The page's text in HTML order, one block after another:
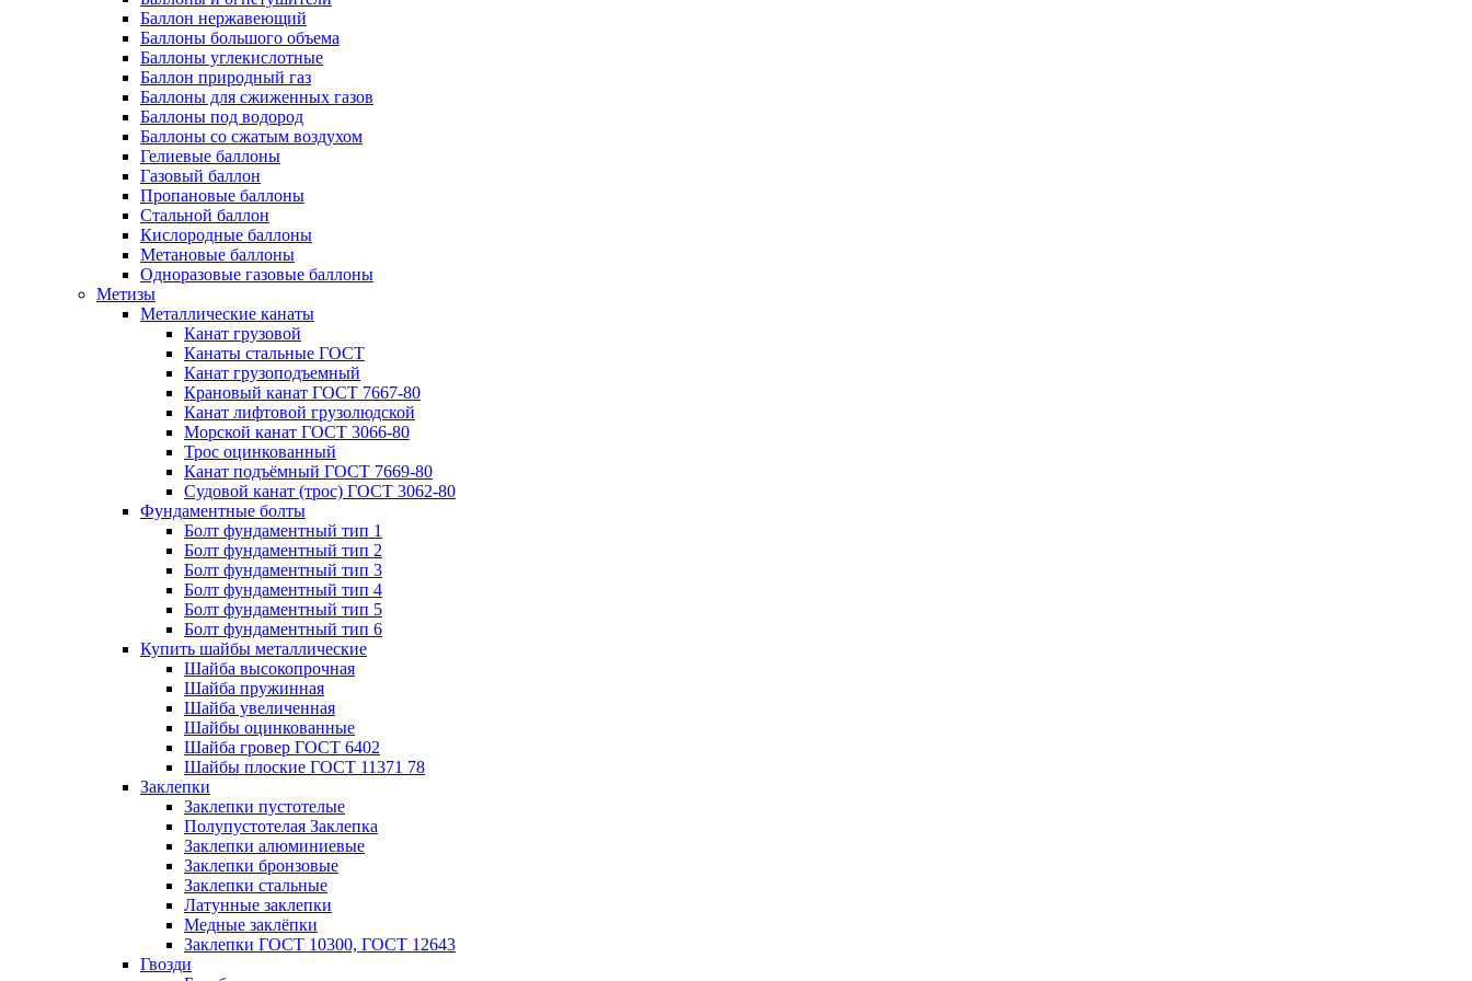
Баллон нержавеющий
Баллоны большого объема
Баллоны углекислотные
Баллон природный газ
Баллоны для сжиженных газов
Баллоны под водород
Баллоны со сжатым воздухом
Гелиевые баллоны
Газовый баллон
Пропановые баллоны
Стальной баллон
Кислородные баллоны
Метановые баллоны
Одноразовые газовые баллоны
Метизы
Металлические канаты
Канат грузовой
Канаты стальные ГОСТ
Канат грузоподъемный
Крановый канат ГОСТ 7667-80
Канат лифтовой грузолюдской
Морской канат ГОСТ 3066-80
Трос оцинкованный
Канат подъёмный ГОСТ 7669-80
Судовой канат (трос) ГОСТ 3062-80
Фундаментные болты
Болт фундаментный тип 1
Болт фундаментный тип 2
Болт фундаментный тип 3
Болт фундаментный тип 4
Болт фундаментный тип 5
Болт фундаментный тип 6
Купить шайбы металлические
Шайба высокопрочная
Шайба пружинная
Шайба увеличенная
Шайбы оцинкованные
Шайба гровер ГОСТ 6402
Шайбы плоские ГОСТ 11371 78
Заклепки
Заклепки пустотелые
Полупустотелая Заклепка
Заклепки алюминиевые
Заклепки бронзовые
Заклепки стальные
Латунные заклепки
Медные заклёпки
Заклепки ГОСТ 10300, ГОСТ 12643
Гвозди